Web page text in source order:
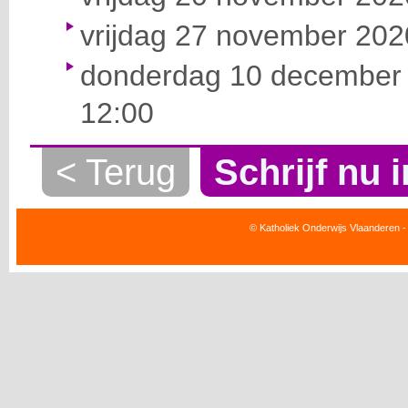
vrijdag 27 november
donderdag 10
12:00
< Terug Schrijf nu
© Katholiek Onderwijs Vlaanderen